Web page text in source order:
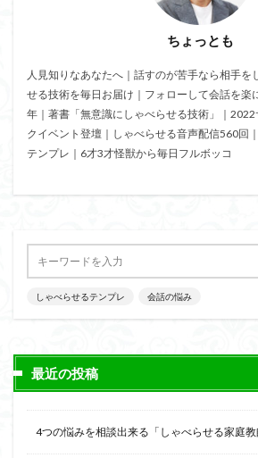
ちょっとも
人見知りなあなたへ｜話すのが苦手なら相手を
せる技術を毎日お届け｜フォローして会話を楽
年｜著書「無意識にしゃべらせる技術」｜
クイベント登壇｜しゃべらせる音声配信560回
テンプレ｜6才3才怪獣から毎日フルボッコ
しゃべらせるテンプレ 会話の悩み
最近の投稿
4つの悩みを相談出来る「しゃべらせる家庭